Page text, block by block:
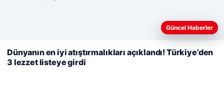
© 2026 Haber Gündemi – Güncel Haberler
Web sitemizi nasıl kullandığınızı daha iyi anlayabilmek,
kullanıyoruz.
Çerez Politikamız
Reddet Kabul Et
Güncel Haberler
Dünyanın en iyi atıştırmalıkları açıklandı! Türkiye’den
3 lezzet listeye girdi